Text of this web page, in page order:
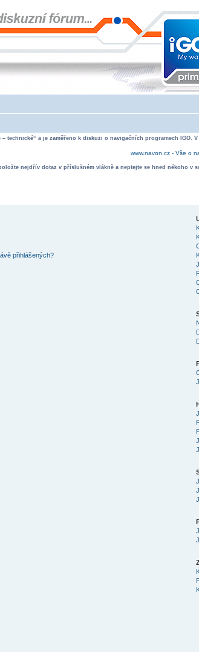
technické“ a je zaměřeno k diskuzi o navigačních programech IGO.
www.navon.cz - Vše o
nejdřív dotaz v příslušném vlákně a neptejte se hned někoho v
přihlášených?